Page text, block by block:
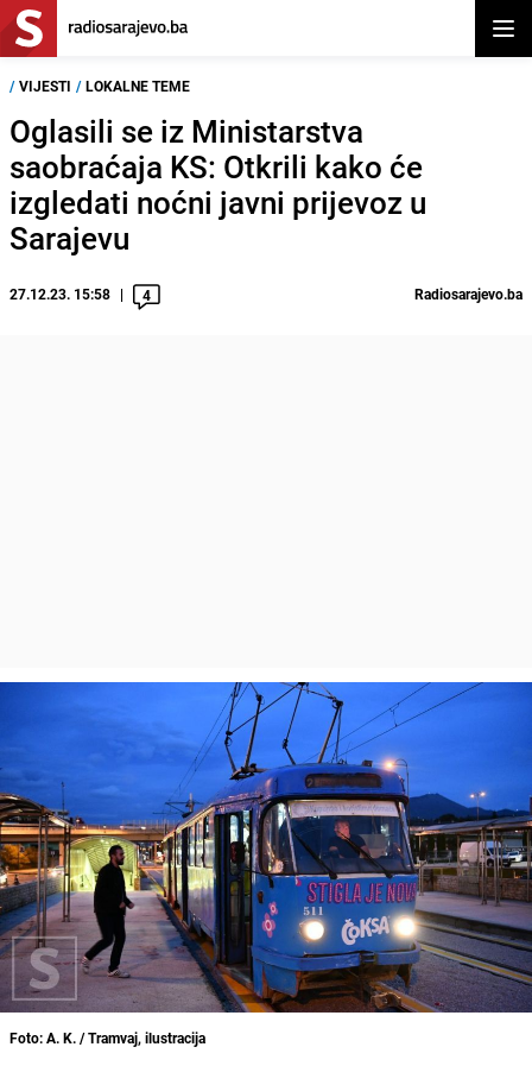
/ VIJESTI / LOKALNE TEME
Oglasili se iz Ministarstva
saobraćaja KS: Otkrili kako će
izgledati noćni javni prijevoz u
Sarajevu
27.12.23. 15:58 4 Radiosarajevo.ba
Foto: A. K. / Tramvaj, ilustracija